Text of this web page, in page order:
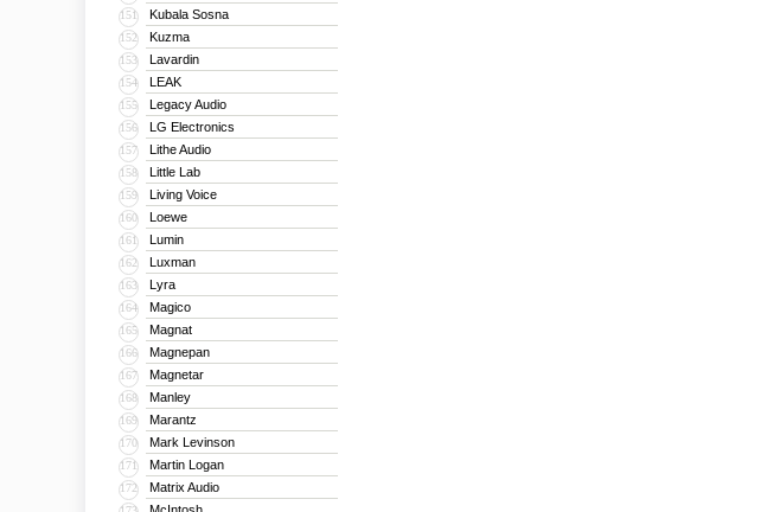
151 Kubala Sosna
152 Kuzma
153 Lavardin
154 LEAK
155 Legacy Audio
156 LG Electronics
157 Lithe Audio
158 Little Lab
159 Living Voice
160 Loewe
161 Lumin
162 Luxman
163 Lyra
164 Magico
165 Magnat
166 Magnepan
167 Magnetar
168 Manley
169 Marantz
170 Mark Levinson
171 Martin Logan
172 Matrix Audio